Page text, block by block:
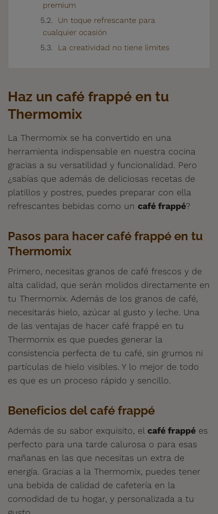
premium
Un toque refrescante para
cualquier ocasión
La creatividad no tiene limites
Haz un café frappé en tu
Thermomix
La Thermomix se ha convertido en una
herramienta indispensable en nuestra cocina
gracias a su versatilidad y funcionalidad. Pero
¿sabías que además de deliciosas recetas de
platillos y postres, puedes preparar con ella
refrescantes bebidas como un café frappé?
Pasos para hacer café frappé en tu
Thermomix
Primero, necesitas granos de café frescos y de
alta calidad, que serán molidos directamente en
tu Thermomix. Además de los granos de café,
necesitarás hielo, azúcar al gusto y leche. Una
de las ventajas de hacer café frappé en tu
Thermomix es que puedes generar la
consistencia perfecta de tu café, sin grumos ni
partículas de hielo visibles. Y lo mejor de todo
es que es un proceso rápido y sencillo.
Beneficios del café frappé
Además de su sabor exquisito, el café frappé es
perfecto para una tarde calurosa o para esas
mañanas en las que necesitas un extra de
energía. Gracias a la Thermomix, puedes tener
una bebida de calidad de cafetería en la
comodidad de tu hogar, y personalizada a tu